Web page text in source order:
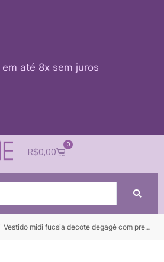
em até 8x sem juros
R$0,00
0
Vestido midi fucsia decote degagê com pregas laterais na saia RALPH LAUREN – 40